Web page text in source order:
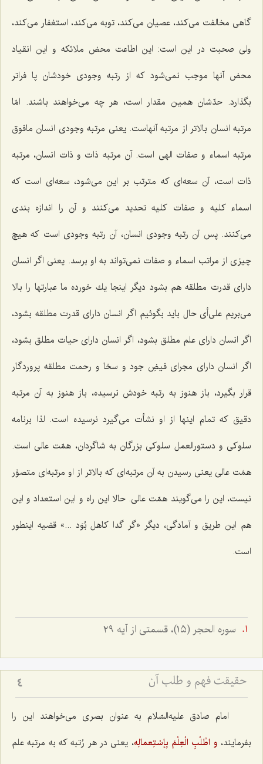
گاهی مخالفت می‌كند، عصیان می‌كند، توبه می‌كند، استغفار می‌كند،
ولی صحبت در این است: این اطاعت محض ملائكه و این انقیاد
محض آنها موجب نمی‌شود كه از رتبه وجودی خودشان پا فراتر
بگذارد. حدّشان همین مقدار است، هر چه می‌خواهند باشند. امّا
مرتبه انسان بالاتر از مرتبه آنهاست. یعنی مرتبه وجودی انسان مافوق
مرتبه اسماء و صفات الهی است. آن مرتبه ذات و ذات انسان، مرتبه
ذات است، آن سعه‌ای كه مترتب بر این می‌شود، سعه‌ای است كه
اسماء كلیه و صفات كلیه تحدید می‌كنند و آن را اندازه بندی
می‌كنند. پس آن رتبه وجودی انسان، آن رتبه وجودی است كه هیچ
چیزی از مراتب اسماء و صفات نمی‌تواند به او برسد. یعنی اگر انسان
دارای قدرت مطلقه هم بشود دیگر اینجا یك خورده ما عبارتها را بالا
می‌بریم علی‌أی حال باید بگوئیم اگر انسان دارای قدرت مطلقه بشود،
اگر انسان دارای علم مطلق بشود، اگر انسان دارای حیات مطلق بشود،
اگر انسان دارای مجرای فیضِ جود و سخا و رحمت مطلقه پروردگار
قرار بگیرد، باز هنوز به رتبه خودش نرسیده، باز هنوز به آن مرتبه
دقیق كه تمام اینها از او نشأت می‌گیرد نرسیده است. لذا برنامه
سلوكی و دستورالعمل سلوكی بزرگان به شاگردان، همّت عالی است.
همّت عالی یعنی رسیدن به آن مرتبه‌ای كه بالاتر از او مرتبه‌ای متصوَّر
نیست، این را می‌گویند همّت عالی. حالا این راه و این استعداد و این
هم این طریق و آمادگی، دیگر «گر گدا كاهل بُوَد ...» قضیه اینطور
است.
سوره الحجر (١٥)، قسمتى از آيه ٢٩
حقیقت فهم و طلب آن‏ 4
امام صادق علیه‌السّلام به عنوان بصری می‌خواهند این را
بفرمایند، و اطْلُبِ الْعِلْمَ بِإسْتِعمالِه‌، یعنی در هر رُتبه كه به مرتبه علم